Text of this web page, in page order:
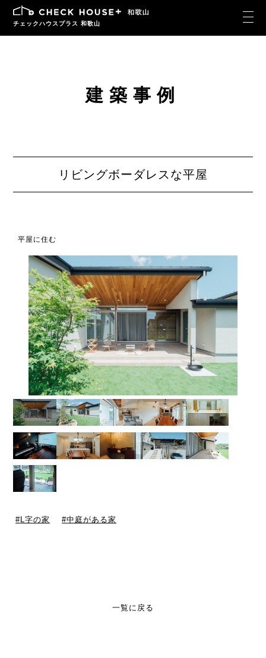
チェックハウスプラス 和歌山
建築事例
リビングボーダレスな平屋
平屋に住む
L字の家 中庭がある家
一覧に戻る